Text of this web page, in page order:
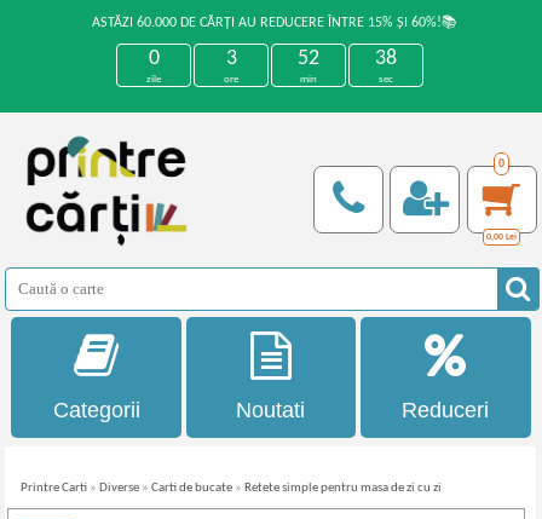
ASTĂZI 60.000 DE CĂRȚI AU REDUCERE ÎNTRE 15% ȘI 60%!📚
0
zile
3
ore
52
min
38
sec
0
0,00 Lei
Categorii Noutati Reduceri
Printre Carti » Diverse »Carti de bucate » Retete simple pentru masa de zi cu zi